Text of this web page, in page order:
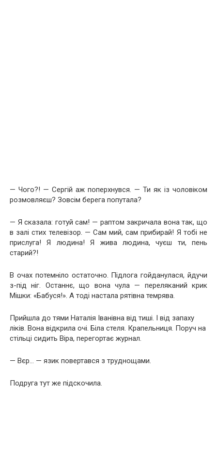
— Чого?! — Сергій аж поперхнувся. — Ти як із чоловіком
розмовляєш? Зовсім берега попутала?
— Я сказала: готуй сам! — раптом закричала вона так, що
в залі стих телевізор. — Сам мий, сам прибирай! Я тобі не
прислуга! Я людина! Я жива людина, чуєш ти, пень
старий?!
В очах потемніло остаточно. Підлога гойданулася, йдучи
з-під ніг. Останнє, що вона чула — переляканий крик
Мішки: «Бабуся!». А тоді настала рятівна темрява.
Прийшла до тями Наталія Іванівна від тиші. І від запаху
ліків. Вона відкрила очі. Біла стеля. Крапельниця. Поруч на
стільці сидить Віра, перегортає журнал.
— Вєр… — язик повертався з труднощами.
Подруга тут же підскочила.